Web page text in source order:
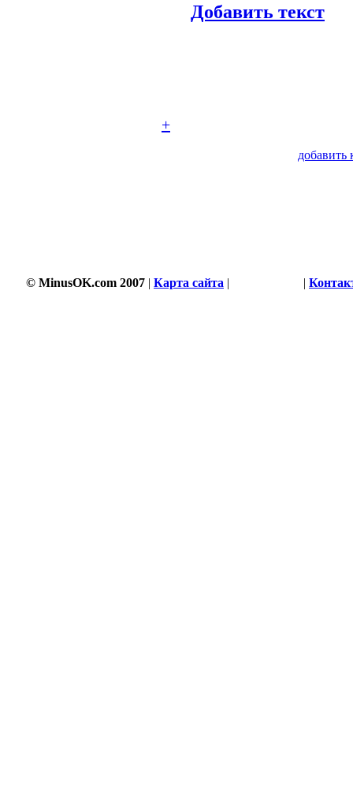
Добавить текст
+
добавить
© MinusOK.com 2007 | Карта сайта | |